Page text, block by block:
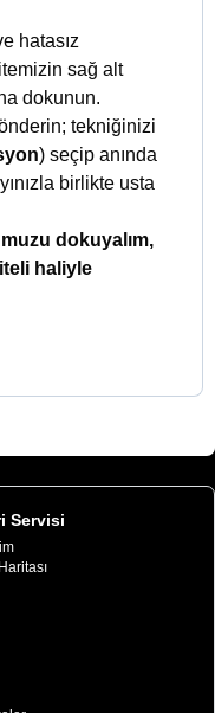
hatasız
sağ alt
dokunun.
tekniğinizi
) seçip anında
birlikte usta
dokuyalım,
haliyle
Servisi